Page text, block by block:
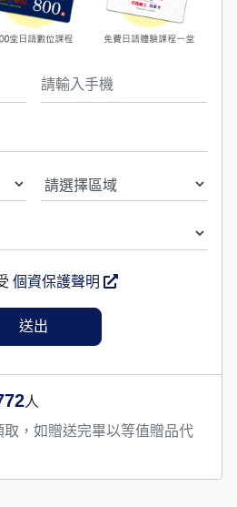
個資保護聲明
人
，如贈送完畢以等值贈品代